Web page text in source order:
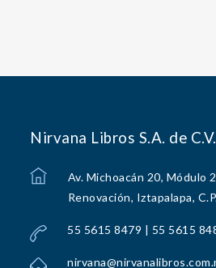
Nirvana Libros S.A. de C.V.
Av. Michoacán 20, Módulo
Renovación, Iztapalapa,
55 5615 8479 | 55 5615